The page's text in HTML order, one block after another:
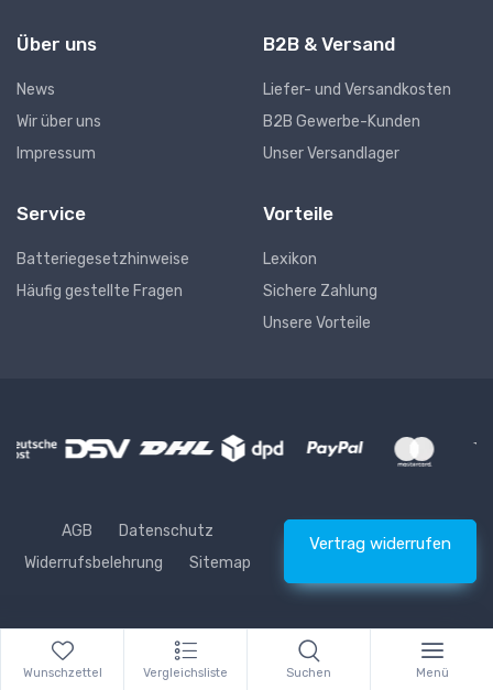
Über uns
News
Wir über uns
Impressum
B2B & Versand
Liefer- und Versandkosten
B2B Gewerbe-Kunden
Unser Versandlager
Service
Batteriegesetzhinweise
Häufig gestellte Fragen
Vorteile
Lexikon
Sichere Zahlung
Unsere Vorteile
AGB
Datenschutz
Widerrufsbelehrung
Sitemap
Vertrag widerrufen
* Alle Preise inkl. gesetzlicher USt., zzgl. Versand © Waschhelden
Wunschzettel Vergleichsliste Suchen Menü